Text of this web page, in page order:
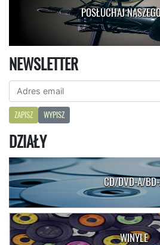
POSŁUCHAJ
NEWSLETTER
ZAPISZ WYPISZ
DZIAŁY
CD/DVD-A/
WINYLE